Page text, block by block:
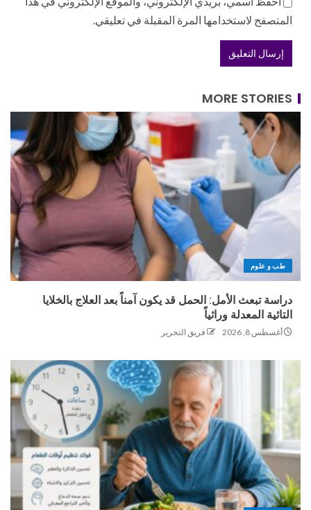
المتصفح لاستخدامها المرة المقبلة في تعليقي.
MORE STORIES
طب و علوم
دراسة تبعث الأمل: الحمل قد يكون آمناً بعد العلاج بالخلايا
التائية المعدلة وراثياً
أغسطس 8, 2026 فريق التحرير